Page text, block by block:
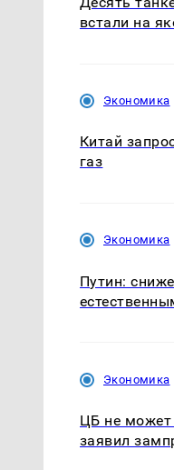
встали на
Экономика
Китай
газ
Экономика
Путин:
Экономика
ЦБ не может
заявил